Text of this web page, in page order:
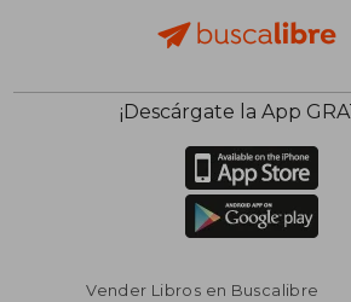
¡Descárgate la App
Vender Libros en Buscalibre